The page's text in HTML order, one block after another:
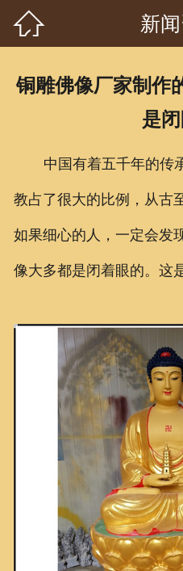
 新
铜雕佛像厂家制作
是
中国有着五千年的传
教占了很大的比例，从古
如果细心的人，一定会发
像大多都是闭着眼的。这